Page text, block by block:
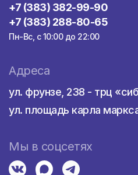
+7 (383) 382-99-90
+7 (383) 288-80-65
Пн-Вс, с 10:00 до 22:00
Адреса
ул. фрунзе, 238 - трц
ул. площадь карла
Мы в соцсетях